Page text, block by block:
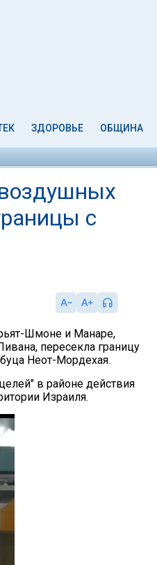
ЗДОРОВЬЕ ОБЩИНА
с
Шмоне и Манаре,
пересекла границу
Неот-Мордехая.
в районе действия
Израиля.